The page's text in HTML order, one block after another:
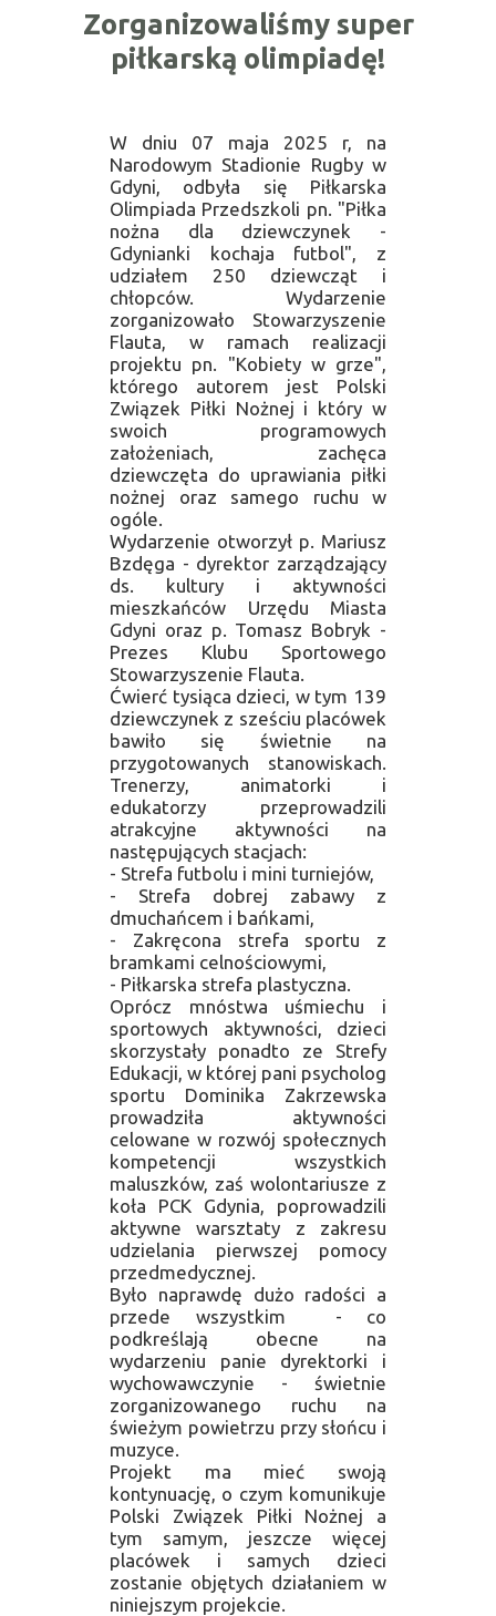
W dniu 07 maja 2025 r, na
Narodowym Stadionie Rugby w
Gdyni, odbyła się Piłkarska
Olimpiada Przedszkoli pn. "Piłka
nożna dla dziewczynek -
Gdynianki kochaja futbol", z
udziałem 250 dziewcząt i
chłopców. Wydarzenie
zorganizowało Stowarzyszenie
Flauta, w ramach realizacji
projektu pn. "Kobiety w grze",
którego autorem jest Polski
Związek Piłki Nożnej i który w
swoich programowych
założeniach, zachęca
dziewczęta do uprawiania piłki
nożnej oraz samego ruchu w
ogóle.
Wydarzenie otworzył p. Mariusz
Bzdęga - dyrektor zarządzający
ds. kultury i aktywności
mieszkańców Urzędu Miasta
Gdyni oraz p. Tomasz Bobryk -
Prezes Klubu Sportowego
Stowarzyszenie Flauta.
Ćwierć tysiąca dzieci, w tym 139
dziewczynek z sześciu placówek
bawiło się świetnie na
przygotowanych stanowiskach.
Trenerzy, animatorki i
edukatorzy przeprowadzili
atrakcyjne aktywności na
następujących stacjach:
- Strefa futbolu i mini turniejów,
- Strefa dobrej zabawy z
dmuchańcem i bańkami,
- Zakręcona strefa sportu z
bramkami celnościowymi,
- Piłkarska strefa plastyczna.
Oprócz mnóstwa uśmiechu i
sportowych aktywności, dzieci
skorzystały ponadto ze Strefy
Edukacji, w której pani psycholog
sportu Dominika Zakrzewska
prowadziła aktywności
celowane w rozwój społecznych
kompetencji wszystkich
maluszków, zaś wolontariusze z
koła PCK Gdynia, poprowadzili
aktywne warsztaty z zakresu
udzielania pierwszej pomocy
przedmedycznej.
Było naprawdę dużo radości a
przede wszystkim - co
podkreślają obecne na
wydarzeniu panie dyrektorki i
wychowawczynie - świetnie
zorganizowanego ruchu na
świeżym powietrzu przy słońcu i
muzyce.
Projekt ma mieć swoją
kontynuację, o czym komunikuje
Polski Związek Piłki Nożnej a
tym samym, jeszcze więcej
placówek i samych dzieci
zostanie objętych działaniem w
niniejszym projekcie.
Zorganizowaliśmy super
piłkarską olimpiadę!